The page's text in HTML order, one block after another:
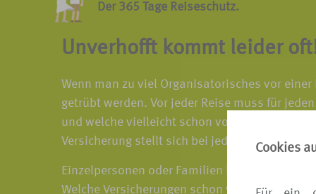
Cookies
Der 365 Tage Reiseschutz.
Unverhofft kommt leider
Wenn man zu viel Organisatorisches vor
getrübt werden. Vor jeder Reise muss für
und welche vielleicht schon vorhanden. Ob
Versicherung stellt sich bei jeder
Einzelpersonen oder Familien können sich für
Welche Versicherungen schon vorhanden